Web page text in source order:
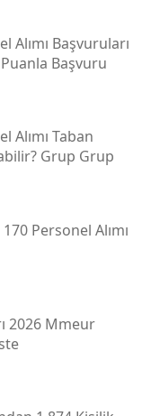
Alımı Başvuruları
Başvuru
Alımı Taban
Grup Grup
Personel Alımı
2026 Mmeur